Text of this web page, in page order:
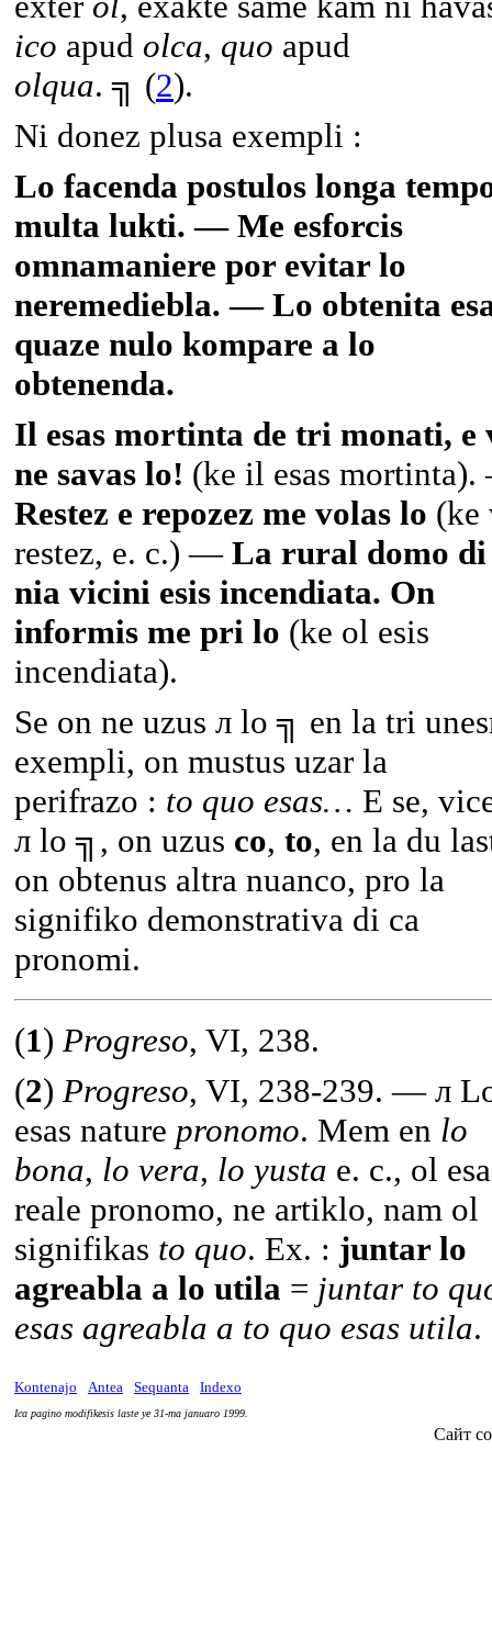
ico apud olca, quo apud
olqua. ╗ (2).
Ni donez plusa exempli :
Lo facenda postulos longa
multa lukti. — Me esforcis
omnamaniere por evitar lo
neremediebla. — Lo obtenita
quaze nulo kompare a lo
obtenenda.
Il esas mortinta de tri monati, e
ne savas lo! (ke il esas
Restez e repozez me volas lo (ke
restez, e. c.) — La rural domo di
nia vicini esis incendiata. On
informis me pri lo (ke ol esis
incendiata).
Se on ne uzus л lo ╗ en la tri
exempli, on mustus uzar la
perifrazo : to quo esas… E se,
л lo ╗, on uzus co, to, en la du
on obtenus altra nuanco, pro la
signifiko demonstrativa di ca
pronomi.
(1) Progreso, VI, 238.
(2) Progreso, VI, 238-239. — л
esas nature pronomo. Mem en lo
bona, lo vera, lo yusta e. c., ol
reale pronomo, ne artiklo, nam ol
signifikas to quo. Ex. : juntar lo
agreabla a lo utila = juntar to
esas agreabla a to quo esas utila.
Kontenajo Antea Sequanta Indexo
Ica pagino modifikesis laste ye 31-ma januaro 1999.
Сайт